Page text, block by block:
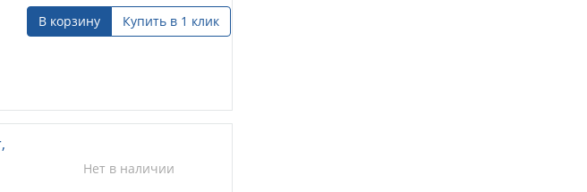
В корзину
Купить в 1 клик
Нет в наличии